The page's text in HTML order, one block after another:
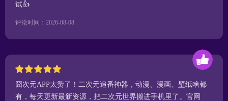
试👍
评论时间：2026-08-08
囧次元APP太赞了！二次元追番神器，动漫、漫画、壁纸啥都
有，每天更新最新资源，把二次元世界搬进手机里了。官网